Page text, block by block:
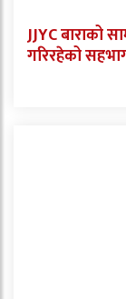
JJYC बाराको
गरिरहेको